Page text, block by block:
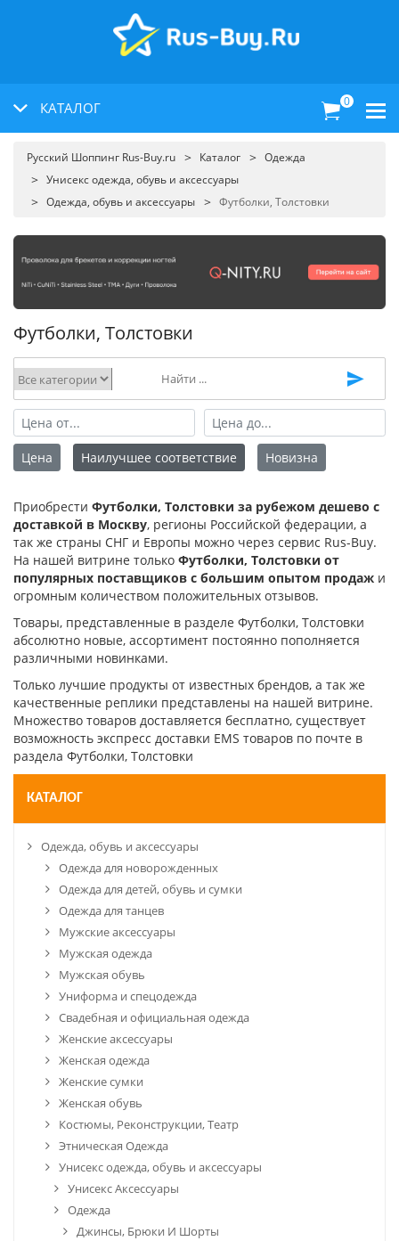
КАТАЛОГ 0
Русский Шоппинг Rus-Buy.ru Каталог
Одежда
Унисекс одежда, обувь и аксессуары
Одежда, обувь и аксессуары
Футболки, Толстовки
Футболки, Толстовки
КАТАЛОГ
Одежда, обувь и аксессуары
Одежда для новорожденных
Одежда для детей, обувь и сумки
Одежда для танцев
Мужские аксессуары
Мужская одежда
Мужская обувь
Униформа и спецодежда
Свадебная и официальная одежда
Женские аксессуары
Женская одежда
Женские сумки
Женская обувь
Костюмы, Реконструкции, Театр
Этническая Одежда
Унисекс одежда, обувь и аксессуары
Унисекс Аксессуары
Одежда
Джинсы, Брюки И Шорты
Цена Наилучшее соответствие Новизна
Приобрести Футболки, Толстовки за рубежом дешево с
доставкой в Москву, регионы Российской федерации, а
так же страны СНГ и Европы можно через сервис Rus-Buy.
На нашей витрине только Футболки, Толстовки от
популярных поставщиков с большим опытом продаж и
огромным количеством положительных отзывов.
Товары, представленные в разделе Футболки, Толстовки
абсолютно новые, ассортимент постоянно пополняется
различными новинками.
Только лучшие продукты от известных брендов, а так же
качественные реплики представлены на нашей витрине.
Множество товаров доставляется бесплатно, существует
возможность экспресс доставки EMS товаров по почте в
раздела Футболки, Толстовки